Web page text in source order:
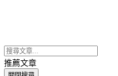
推薦文章